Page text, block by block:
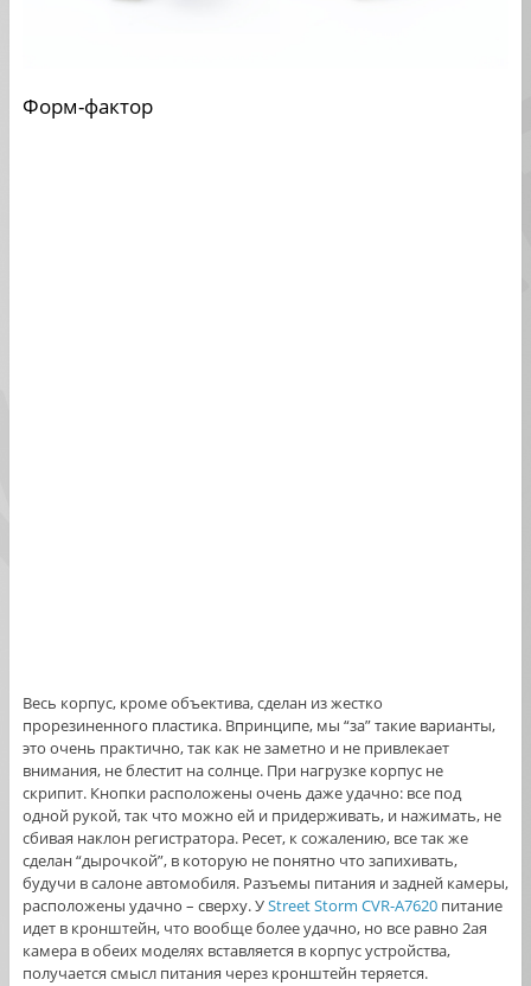
Форм-фактор
Весь корпус, кроме объектива, сделан из жестко
прорезиненного пластика. Впринципе, мы “за” такие варианты,
это очень практично, так как не заметно и не привлекает
внимания, не блестит на солнце. При нагрузке корпус не
скрипит. Кнопки расположены очень даже удачно: все под
одной рукой, так что можно ей и придерживать, и нажимать, не
сбивая наклон регистратора. Ресет, к сожалению, все так же
сделан “дырочкой”, в которую не понятно что запихивать,
будучи в салоне автомобиля. Разъемы питания и задней камеры,
расположены удачно – сверху. УStreet Storm CVR-A7620питание
идет в кронштейн, что вообще более удачно, но все равно 2ая
камера в обеих моделях вставляется в корпус устройства,
получается смысл питания через кронштейн теряется.